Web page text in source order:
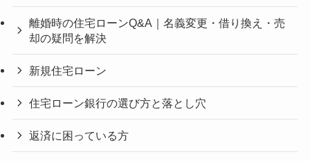
離婚時の住宅ローンQ&A｜名義変更・借り換え・売
却の疑問を解決
新規住宅ローン
住宅ローン銀行の選び方と落とし穴
返済に困っている方